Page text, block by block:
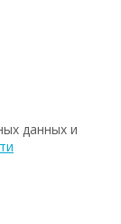
данных и